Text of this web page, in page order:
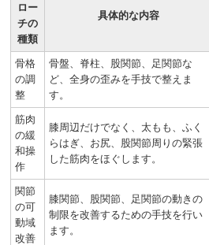
ロー
チの
種類
具体的な内容
骨格
の調
整
骨盤、脊柱、股関節、足関節な
ど、全身の歪みを手技で整えま
す。
筋肉
の緩
和操
作
膝周辺だけでなく、太もも、ふく
らはぎ、お尻、股関節周りの緊張
した筋肉をほぐします。
関節
の可
動域
改善
膝関節、股関節、足関節の動きの
制限を改善するための手技を行い
ます。